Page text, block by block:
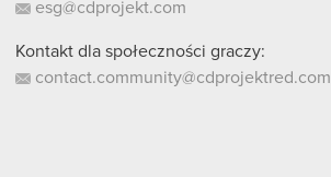
esg@cdprojekt.com
Kontakt dla społeczności graczy:
contact.community@cdprojektred.com